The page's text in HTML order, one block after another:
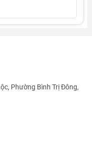
Phường Bình Trị Đông,